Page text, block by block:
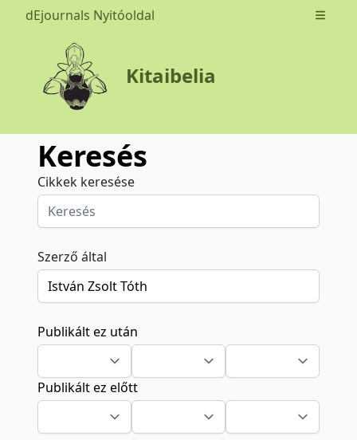
dEjournals Nyitóoldal Open
Kitaibelia
Keresés
Cikkek keresése
Szerző által
Publikált ez után
Publikált ez előtt